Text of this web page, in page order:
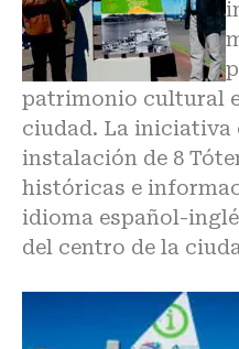
patrimonio cultural
ciudad. La iniciativa
instalación de 8
históricas e
idioma español-
del centro de la